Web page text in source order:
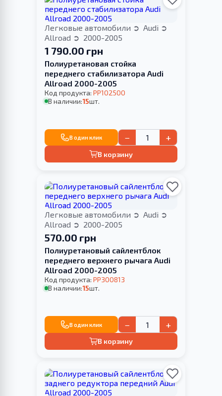
Легковые автомобили
Audi
Allroad
2000-2005
1 790.00 грн
Полиуретановая стойка
переднего стабилизатора Audi
Allroad 2000-2005
Код продукта: PP102500
В наличии:15шт.
В один клик − +
В корзину
Легковые автомобили
Audi
Allroad
2000-2005
570.00 грн
Полиуретановый сайлентблок
переднего верхнего рычага Audi
Allroad 2000-2005
Код продукта: PP300813
В наличии:15шт.
В один клик − +
В корзину